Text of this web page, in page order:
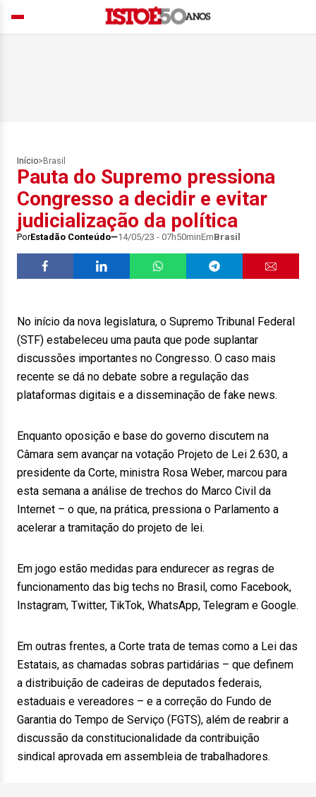
Início> Brasil
Pauta do Supremo pressiona
Congresso a decidir e evitar
judicialização da política
PorEstadão Conteúdo 14/05/23 - 07h50minEmBrasil
No início da nova legislatura, o Supremo Tribunal Federal
(STF) estabeleceu uma pauta que pode suplantar
discussões importantes no Congresso. O caso mais
recente se dá no debate sobre a regulação das
plataformas digitais e a disseminação de fake news.
Enquanto oposição e base do governo discutem na
Câmara sem avançar na votação Projeto de Lei 2.630, a
presidente da Corte, ministra Rosa Weber, marcou para
esta semana a análise de trechos do Marco Civil da
Internet – o que, na prática, pressiona o Parlamento a
acelerar a tramitação do projeto de lei.
Em jogo estão medidas para endurecer as regras de
funcionamento das big techs no Brasil, como Facebook,
Instagram, Twitter, TikTok, WhatsApp, Telegram e Google.
Em outras frentes, a Corte trata de temas como a Lei das
Estatais, as chamadas sobras partidárias – que definem
a distribuição de cadeiras de deputados federais,
estaduais e vereadores – e a correção do Fundo de
Garantia do Tempo de Serviço (FGTS), além de reabrir a
discussão da constitucionalidade da contribuição
sindical aprovada em assembleia de trabalhadores.